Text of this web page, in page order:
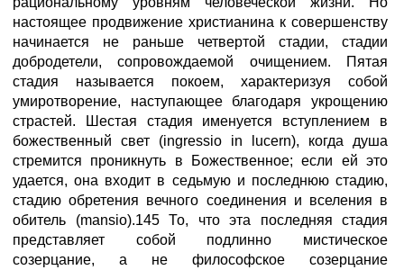
настоящее продвижение христианина к совершенству
начинается не раньше четвертой стадии, стадии
добродетели, сопровождаемой очищением. Пятая
стадия называется покоем, характеризуя собой
умиротворение, наступающее благодаря укрощению
страстей. Шестая стадия именуется вступлением в
божественный свет (ingressio in lucern), когда душа
стремится проникнуть в Божественное; если ей это
удается, она входит в седьмую и последнюю стадию,
стадию обретения вечного соединения и вселения в
обитель (mansio).145 То, что эта последняя стадия
представляет собой подлинно мистическое
созерцание, а не философское созерцание